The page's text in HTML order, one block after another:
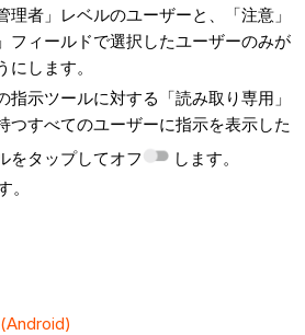
理者」レベルのユーザーと、「注意」
フィールドで選択したユーザーのみが
します。
指示ツールに対する「読み取り専用」
つすべてのユーザーに指示を表示した
をタップしてオフ
します。
。